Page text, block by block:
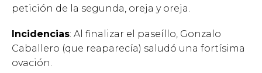
petición de la segunda, oreja y oreja.
Incidencias: Al finalizar el paseíllo, Gonzalo
Caballero (que reaparecía) saludó una fortísima
ovación.